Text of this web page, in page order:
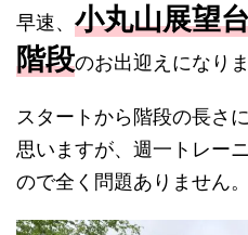
早速、 小丸山展望
階段のお出迎えになりま
スタートから階段の長さ
思いますが、週一トレー
ので全く問題ありません。